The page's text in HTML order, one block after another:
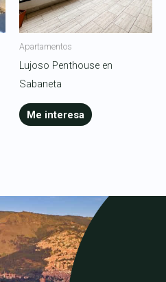
Apartamentos
Lujoso Penthouse en
Sabaneta
Me interesa